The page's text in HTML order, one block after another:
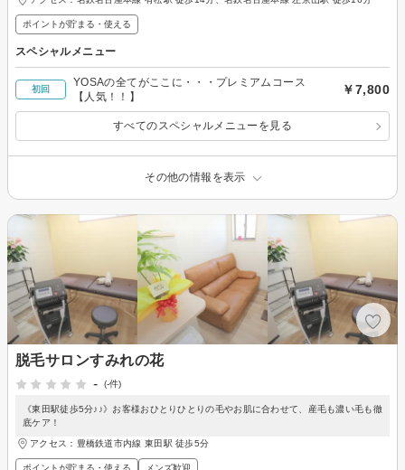
ポイントが貯まる・使える
スペシャルメニュー
初回
YOSAの全てがここに・・・プレミアムコース
【人気！！】
￥7,800
すべてのスペシャルメニューを見る
その他の情報を表示
脱毛サロンすみれの花
-
(-件)
《東田駅徒歩5分♪♪》お客様おひとりひとりの毛やお肌に合わせて、産毛も濃い毛も徹
底ケア！
アクセス：豊橋鉄道市内線 東田駅 徒歩5分